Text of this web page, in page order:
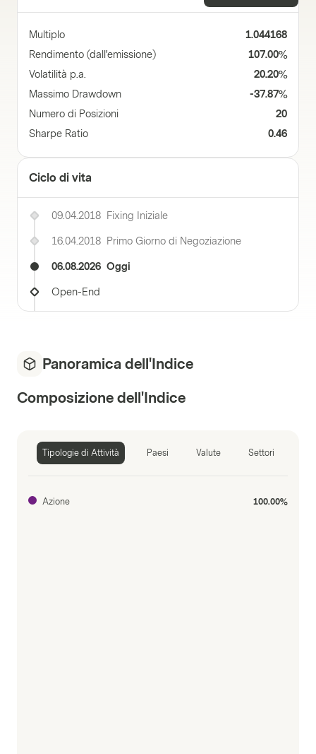
Multiplo
1.044168
Rendimento (dall'emissione)
107.00%
Volatilità p.a.
20.20%
Massimo Drawdown
-37.87%
Numero di Posizioni
20
Sharpe Ratio
0.46
Ciclo di vita
09.04.2018 Fixing Iniziale
16.04.2018 Primo Giorno di Negoziazione
06.08.2026 Oggi
Open-End
Panoramica dell'Indice
Composizione dell'Indice
Tipologie di Attività Paesi Valute Settori
Azione 100.00%